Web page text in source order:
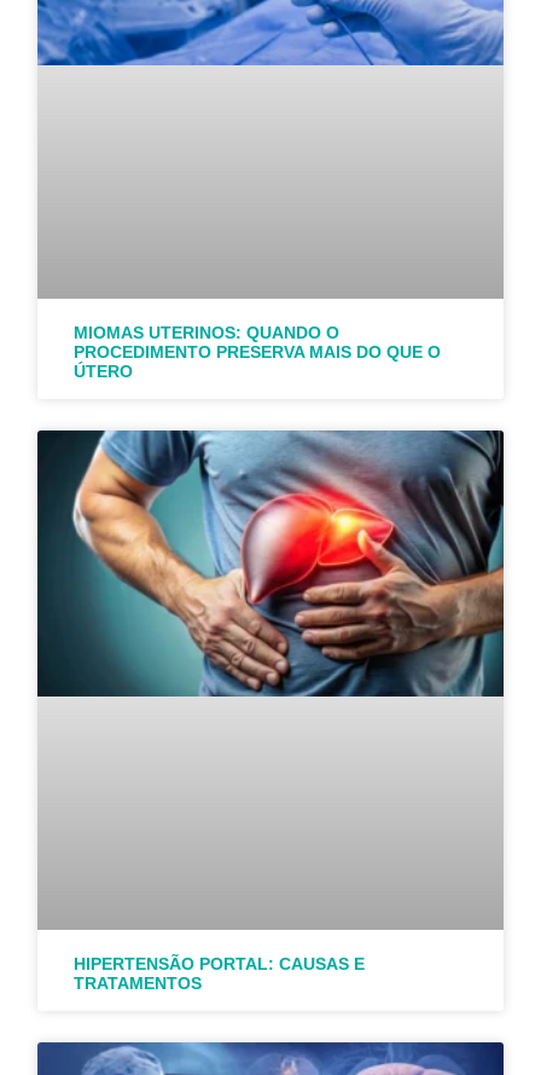
MIOMAS UTERINOS: QUANDO O
PROCEDIMENTO PRESERVA MAIS DO QUE O
ÚTERO
HIPERTENSÃO PORTAL: CAUSAS E
TRATAMENTOS